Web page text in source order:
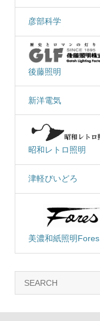
彦部科学
後藤照明
新洋電気
昭和レトロ照明
津軽びいどろ
美濃和紙照明Fores